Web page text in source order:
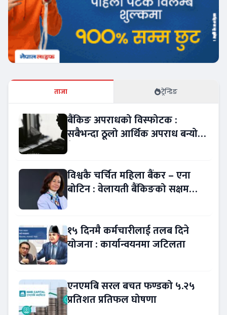
ताजा ट्रेन्डिङ
बैंकिङ अपराधको विस्फोटक :
सबैभन्दा ठूलो आर्थिक अपराध बन्यो
विश्वकै चर्चित महिला बैंकर – एना
बोटिन : वेलायती बैंकिङको सक्षम
१५ दिनमै कर्मचारीलाई तलब दिने
योजना : कार्यान्वयनमा जटिलता
एनएमबि सरल बचत फण्डको ५.२५
प्रतिशत प्रतिफल घोषणा